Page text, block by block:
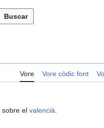
Buscar
Vore Vore còdic font
sobre el valencià